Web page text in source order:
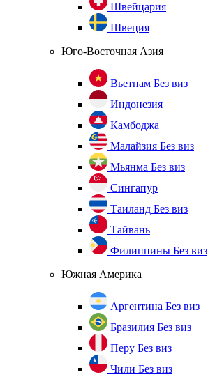
Швейцария
Швеция
Юго-Восточная Азия
Вьетнам Без виз
Индонезия
Камбоджа
Малайзия Без виз
Мьянма Без виз
Сингапур
Таиланд Без виз
Тайвань
Филиппины Без виз
Южная Америка
Аргентина Без виз
Бразилия Без виз
Перу Без виз
Чили Без виз